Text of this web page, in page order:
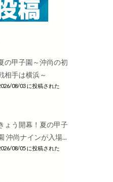
の甲子園～沖尚の初
相手は横浜～
08/03 に投稿された
ょう開幕！夏の甲子
沖尚ナインが入場...
08/05 に投稿された